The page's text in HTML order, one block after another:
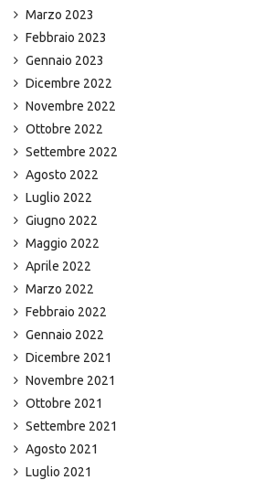
Marzo 2023
Febbraio 2023
Gennaio 2023
Dicembre 2022
Novembre 2022
Ottobre 2022
Settembre 2022
Agosto 2022
Luglio 2022
Giugno 2022
Maggio 2022
Aprile 2022
Marzo 2022
Febbraio 2022
Gennaio 2022
Dicembre 2021
Novembre 2021
Ottobre 2021
Settembre 2021
Agosto 2021
Luglio 2021